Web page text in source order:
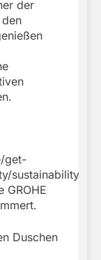
der
get-
sustainability),
GROHE
Duschen